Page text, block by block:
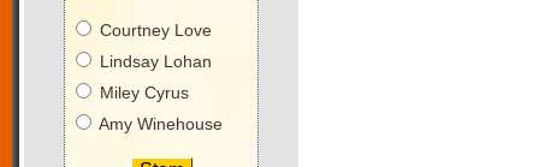
Courtney Love
Lindsay Lohan
Miley Cyrus
Amy Winehouse